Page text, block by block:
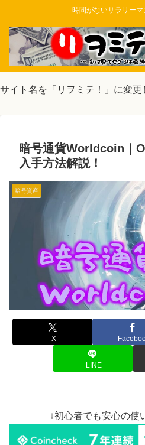
時間がないサラリー
サイト名を「リヲミテ！」に変更
暗号通貨Worldcoin｜
入手方法解説！
暗号資産
X
LINE
↓初心者でも安心の使